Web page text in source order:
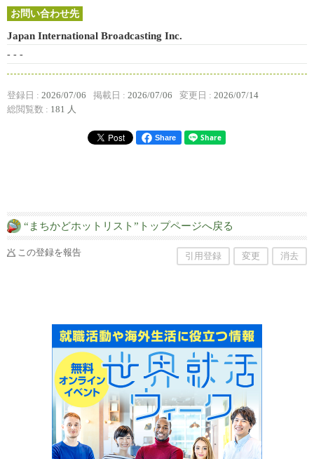
お問い合わせ先
Japan International Broadcasting Inc.
- - -
登録日 : 2026/07/06 掲載日 : 2026/07/06 変更日 : 2026/07/14
総閲覧数 : 181 人
Share
“まちかどホットリスト”トップページへ戻る
この登録を報告 引用登録 変更 消去